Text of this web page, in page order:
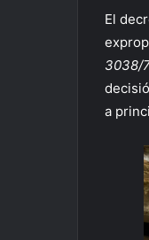
El
3038/
a